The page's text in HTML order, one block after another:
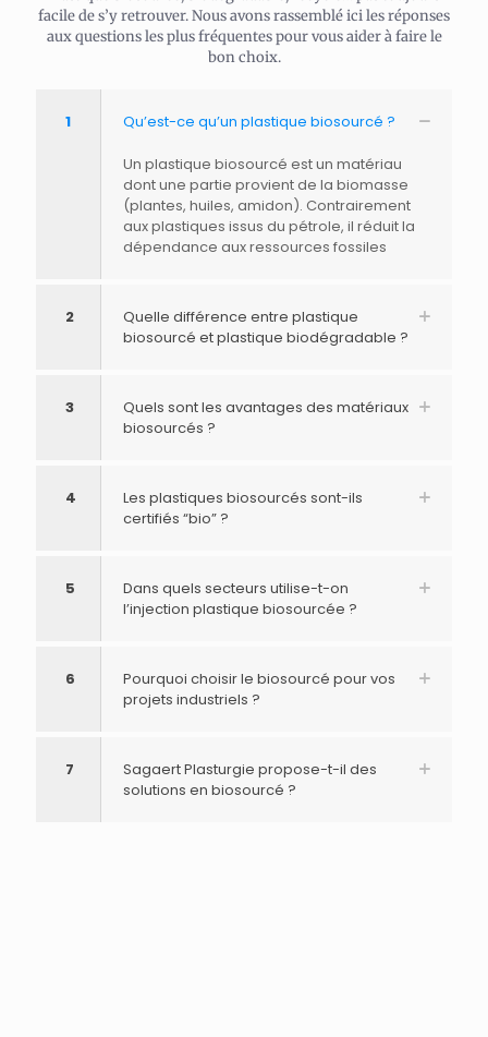
facile de s’y retrouver. Nous avons rassemblé ici les réponses
aux questions les plus fréquentes pour vous aider à faire le
bon choix.
1 Qu’est-ce qu’un plastique biosourcé ?
Un plastique biosourcé est un matériau
dont une partie provient de la biomasse
(plantes, huiles, amidon). Contrairement
aux plastiques issus du pétrole, il réduit la
dépendance aux ressources fossiles
2
Quelle différence entre plastique
biosourcé et plastique biodégradable ?
3
Quels sont les avantages des matériaux
biosourcés ?
4
Les plastiques biosourcés sont-ils
certifiés “bio” ?
5
Dans quels secteurs utilise-t-on
l’injection plastique biosourcée ?
6
Pourquoi choisir le biosourcé pour vos
projets industriels ?
7
Sagaert Plasturgie propose-t-il des
solutions en biosourcé ?